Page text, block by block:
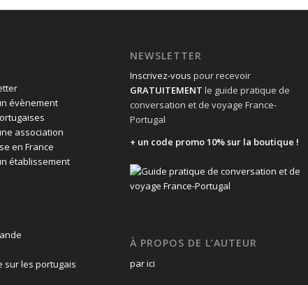
évènement
association
en France
établissement
sur les portugais
NEWSLETTER
Inscrivez-vous pour recevoir
GRATUITEMENT le guide pratique de
conversation et de voyage France-
Portugal
+ un code promo 10% sur la boutique !
À PROPOS DE L’AUTEUR
par ici